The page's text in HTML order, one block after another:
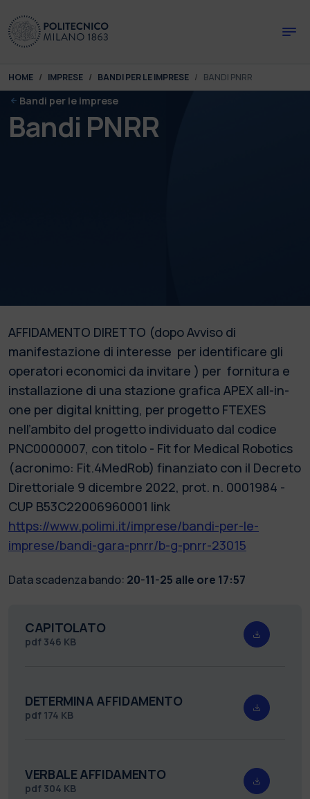
You are here:
HOME IMPRESE BANDI PER LE IMPRESE BANDI PNRR
Bandi per le imprese
Bandi PNRR
AFFIDAMENTO DIRETTO (dopo Avviso di
manifestazione di interesse per identificare gli
operatori economici da invitare ) per fornitura e
installazione di una stazione grafica APEX all-in-
one per digital knitting, per progetto FTEXES
nell’ambito del progetto individuato dal codice
PNC0000007, con titolo - Fit for Medical Robotics
(acronimo: Fit.4MedRob) finanziato con il Decreto
Direttoriale 9 dicembre 2022, prot. n. 0001984 -
CUP B53C22006960001 link
https://www.polimi.it/imprese/bandi-per-le-
imprese/bandi-gara-pnrr/b-g-pnrr-23015
Data scadenza bando: 20-11-25 alle ore 17:57
CAPITOLATO
pdf 346 KB
DETERMINA AFFIDAMENTO
pdf 174 KB
VERBALE AFFIDAMENTO
pdf 304 KB